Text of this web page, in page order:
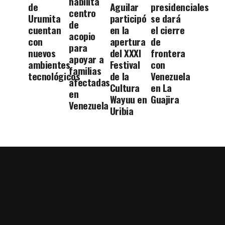
de
Urumita
cuentan
con
nuevos
ambientes
tecnológicos
centro
de
acopio
para
apoyar a
familias
afectadas
en
Venezuela
Aguilar
participó
en la
apertura
del XXXI
Festival
de la
Cultura
Wayuu en
Uribia
presidenciales
se dará
el cierre
de
frontera
con
Venezuela
en La
Guajira